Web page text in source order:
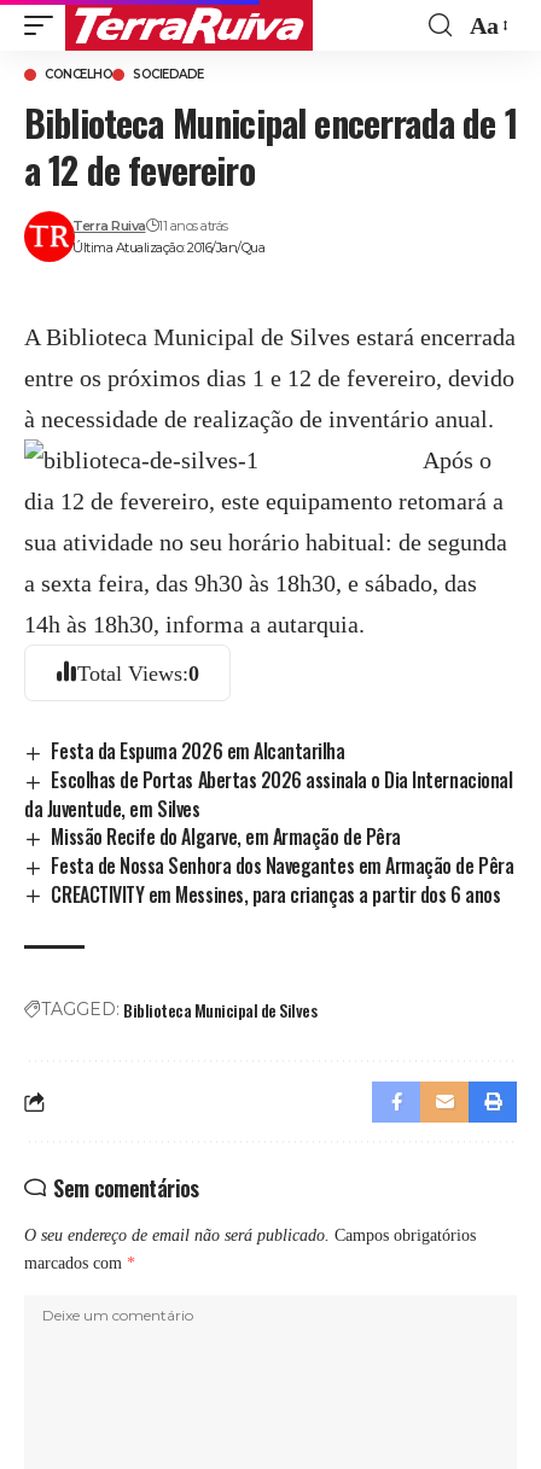
Aa
CONCELHO SOCIEDADE
Biblioteca Municipal encerrada de 1
a 12 de fevereiro
Última Atualização: 2016/Jan/Qua
Terra Ruiva 11 anos atrás
A Biblioteca Municipal de Silves estará encerrada
entre os próximos dias 1 e 12 de fevereiro, devido
à necessidade de realização de inventário anual.
Após o
dia 12 de fevereiro, este equipamento retomará a
sua atividade no seu horário habitual: de segunda
a sexta feira, das 9h30 às 18h30, e sábado, das
14h às 18h30, informa a autarquia.
Total Views:0
Festa da Espuma 2026 em Alcantarilha
Escolhas de Portas Abertas 2026 assinala o Dia Internacional
da Juventude, em Silves
Missão Recife do Algarve, em Armação de Pêra
Festa de Nossa Senhora dos Navegantes em Armação de Pêra
CREACTIVITY em Messines, para crianças a partir dos 6 anos
TAGGED: Biblioteca Municipal de Silves
Sem comentários
O seu endereço de email não será publicado. Campos obrigatórios
marcados com *